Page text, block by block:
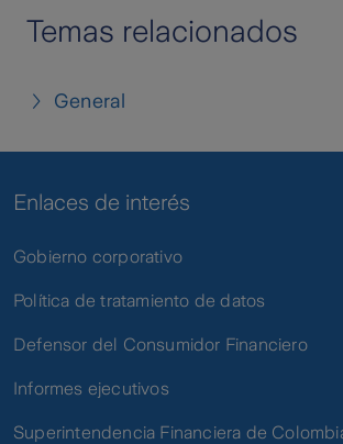
Temas relacionados
General
Enlaces de interés
Gobierno corporativo
Política de tratamiento de datos
Defensor del Consumidor Financiero
Informes ejecutivos
Superintendencia Financiera de